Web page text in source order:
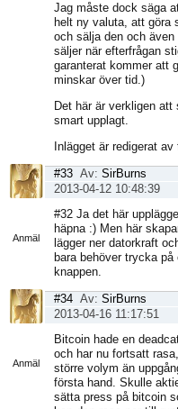
Jag måste dock säga
helt ny valuta, att göra
och sälja den och
säljer när efterfrågan
garanterat kommer att
minskar över tid.)
Det här är verkligen
smart upplagt.
Inlägget är redigerat av
Anmäl
#33 Av: SirBurns
2013-04-12 10:48:39
#32 Ja det här
häpna :) Men här
lägger ner datorkraft
bara behöver trycka
knappen.
Anmäl
#34 Av: SirBurns
2013-04-16 11:17:51
Bitcoin hade en
och har nu fortsatt
större volym än
första hand. Skulle
sätta press på bitcoin